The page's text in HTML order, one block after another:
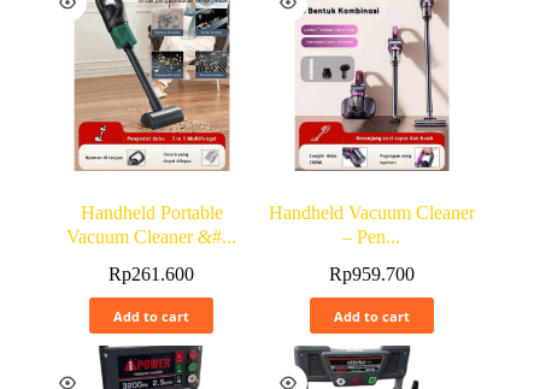
Handheld Portable
Vacuum Cleaner &#...
Rp261.600
Add to cart
Handheld Vacuum Cleaner
– Pen...
Rp959.700
Add to cart